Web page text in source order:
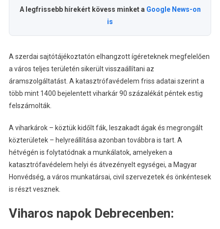
A legfrissebb hírekért kövess minket a Google News-on
is
A szerdai sajtótájékoztatón elhangzott ígéreteknek megfelelően
a város teljes területén sikerült visszaállítani az
áramszolgáltatást. A katasztrófavédelem friss adatai szerint a
több mint 1400 bejelentett viharkár 90 százalékát péntek estig
felszámolták.
A viharkárok – köztük kidőlt fák, leszakadt ágak és megrongált
közterületek – helyreállítása azonban továbbra is tart. A
hétvégén is folytatódnak a munkálatok, amelyeken a
katasztrófavédelem helyi és átvezényelt egységei, a Magyar
Honvédség, a város munkatársai, civil szervezetek és önkéntesek
is részt vesznek.
Viharos napok Debrecenben: